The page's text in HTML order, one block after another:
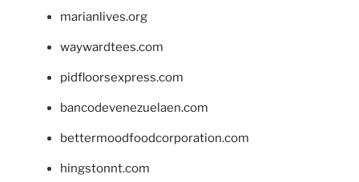
marianlives.org
waywardtees.com
pidfloorsexpress.com
bancodevenezuelaen.com
bettermoodfoodcorporation.com
hingstonnt.com